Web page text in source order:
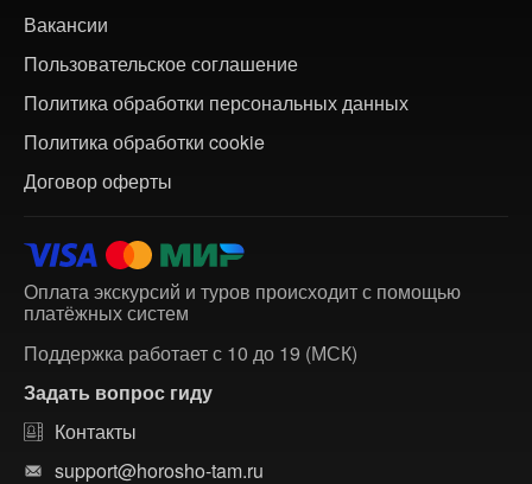
Вакансии
Пользовательское соглашение
Политика обработки персональных данных
Политика обработки cookie
Договор оферты
Оплата экскурсий и туров происходит с помощью
платёжных систем
Поддержка работает с 10 до 19 (МСК)
Задать вопрос гиду
Контакты
support@horosho-tam.ru